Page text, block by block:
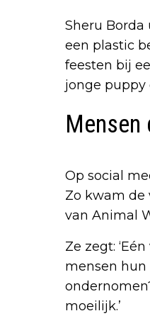
Sheru Borda
een plastic
feesten bij
jonge puppy
Op social
Zo kwam de
van Animal
Ze zegt:
mensen hun
moeilijk.’